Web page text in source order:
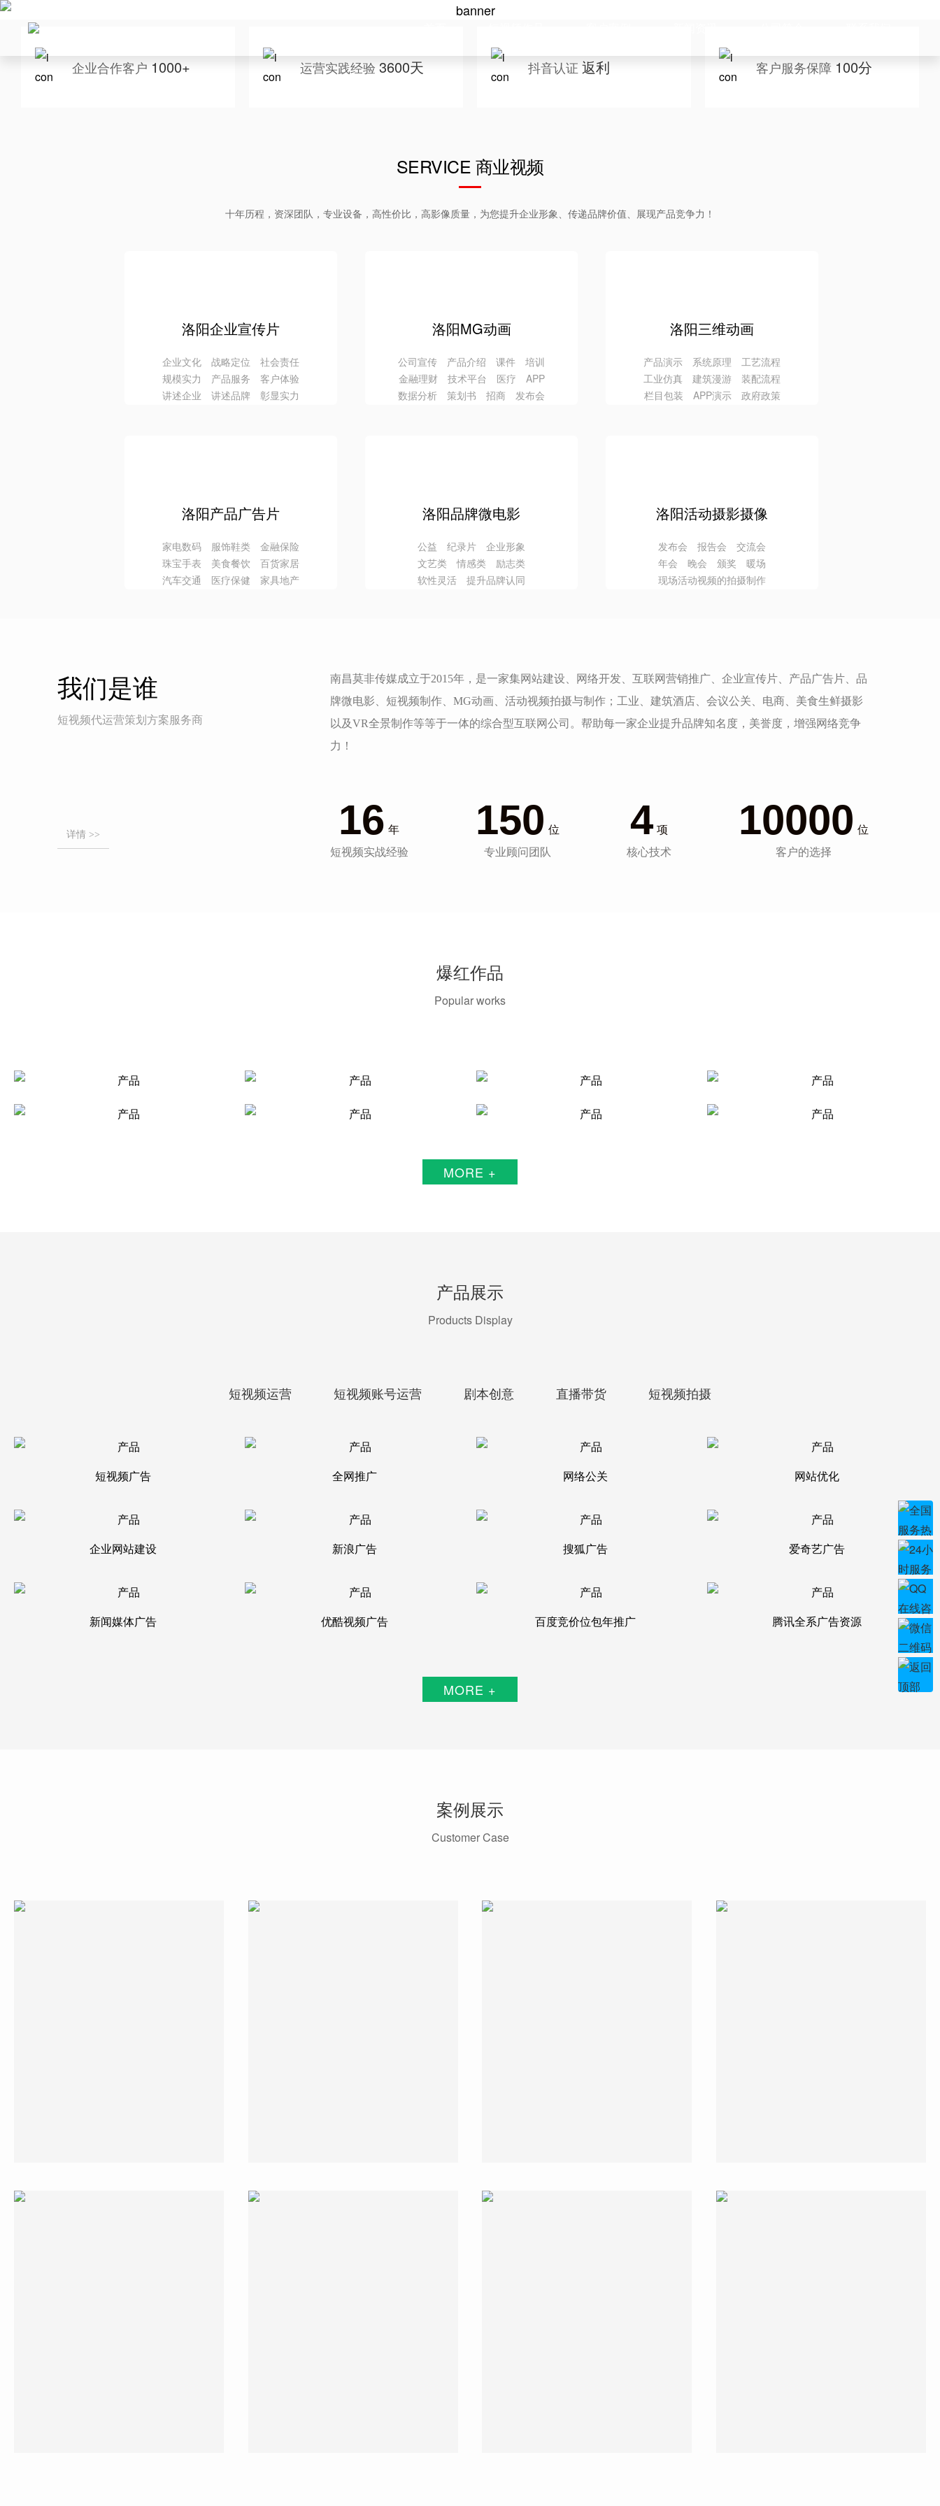
企业合作客户 1000+ 运营实践经验 3600天 抖音认证 返利 客户服务保障 100分
SERVICE 商业视频
十年历程，资深团队，专业设备，高性价比，高影像质量，为您提升企业形象、传递品牌价值、展现产品竞争力！
洛阳企业宣传片
企业文化 战略定位 社会责任
规模实力 产品服务 客户体验
讲述企业 讲述品牌 彰显实力
洛阳MG动画
公司宣传 产品介绍 课件 培训
金融理财 技术平台 医疗 APP
数据分析 策划书 招商 发布会
洛阳三维动画
产品演示 系统原理 工艺流程
工业仿真 建筑漫游 装配流程
栏目包装 APP演示 政府政策
洛阳产品广告片
家电数码 服饰鞋类 金融保险
珠宝手表 美食餐饮 百货家居
汽车交通 医疗保健 家具地产
洛阳品牌微电影
公益 纪录片 企业形象
文艺类 情感类 励志类
软性灵活 提升品牌认同
洛阳活动摄影摄像
发布会 报告会 交流会
年会 晚会 颁奖 暖场
现场活动视频的拍摄制作
我们是谁
短视频代运营策划方案服务商
详情 >>
南昌莫非传媒成立于2015年，是一家集网站建设、网络开发、互联网营销推广、企业宣传片、产品广告片、品
牌微电影、短视频制作、MG动画、活动视频拍摄与制作；工业、建筑酒店、会议公关、电商、美食生鲜摄影
以及VR全景制作等等于一体的综合型互联网公司。帮助每一家企业提升品牌知名度，美誉度，增强网络竞争
力！
16 年
短视频实战经验
150 位
专业顾问团队
4 项
核心技术
10000 位
客户的选择
爆红作品
Popular works
MORE +
产品展示
Products Display
短视频运营 短视频账号运营 剧本创意 直播带货 短视频拍摄
短视频广告 全网推广 网络公关 网站优化
企业网站建设 新浪广告 搜狐广告 爱奇艺广告
新闻媒体广告 优酷视频广告 百度竞价位包年推广 腾讯全系广告资源
MORE +
案例展示
Customer Case